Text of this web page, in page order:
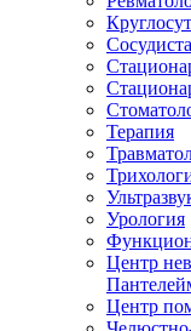
Терапия
Урология
Центр
Центр